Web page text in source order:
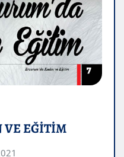
VE EĞİTİM